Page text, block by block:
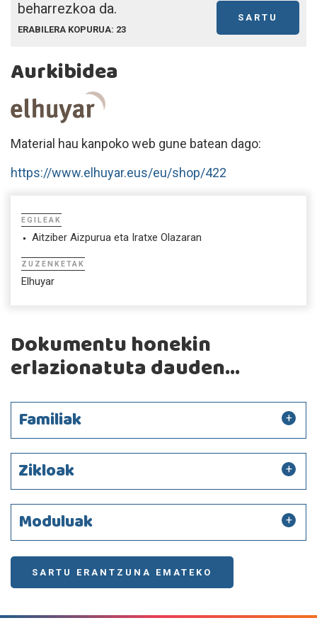
beharrezkoa da.
SARTU
ERABILERA KOPURUA: 23
Aurkibidea
Material hau kanpoko web gune batean dago:
https://www.elhuyar.eus/eu/shop/422
EGILEAK
Aitziber Aizpurua eta Iratxe Olazaran
ZUZENKETAK
Elhuyar
Dokumentu honekin
erlazionatuta dauden...
Familiak
Zikloak
Moduluak
SARTU ERANTZUNA EMATEKO